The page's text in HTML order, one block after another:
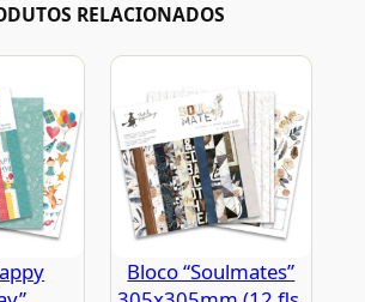
RELACIONADOS
Bloco “Soulmates”